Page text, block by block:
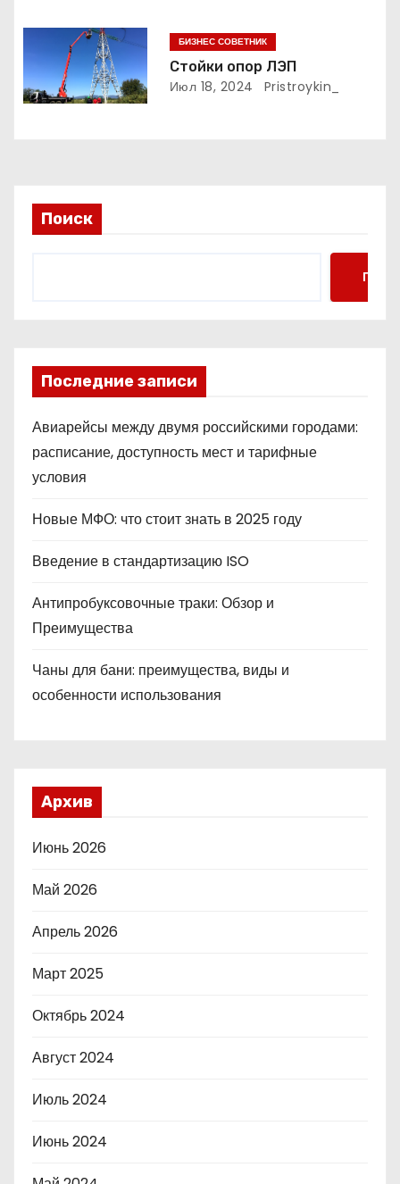
я
м
БИЗНЕС СОВЕТНИК
Стойки опор ЛЭП
Июл 18, 2024 Pristroykin_
Поиск
Поиск
Последние записи
Авиарейсы между двумя российскими городами:
расписание, доступность мест и тарифные
условия
Новые МФО: что стоит знать в 2025 году
Введение в стандартизацию ISO
Антипробуксовочные траки: Обзор и
Преимущества
Чаны для бани: преимущества, виды и
особенности использования
Архив
Июнь 2026
Май 2026
Апрель 2026
Март 2025
Октябрь 2024
Август 2024
Июль 2024
Июнь 2024